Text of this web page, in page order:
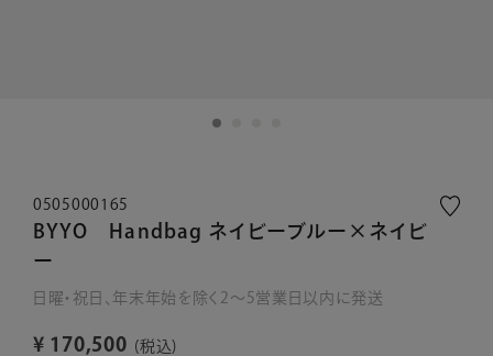
0505000165
BYYO Handbag ネイビーブルー×ネイビ
ー
日曜・祝日、年末年始を除く2～5営業日以内に発送
¥ 170,500
税込